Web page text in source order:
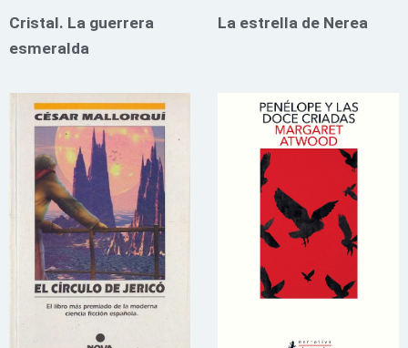
Cristal. La guerrera
esmeralda
La estrella de Nerea